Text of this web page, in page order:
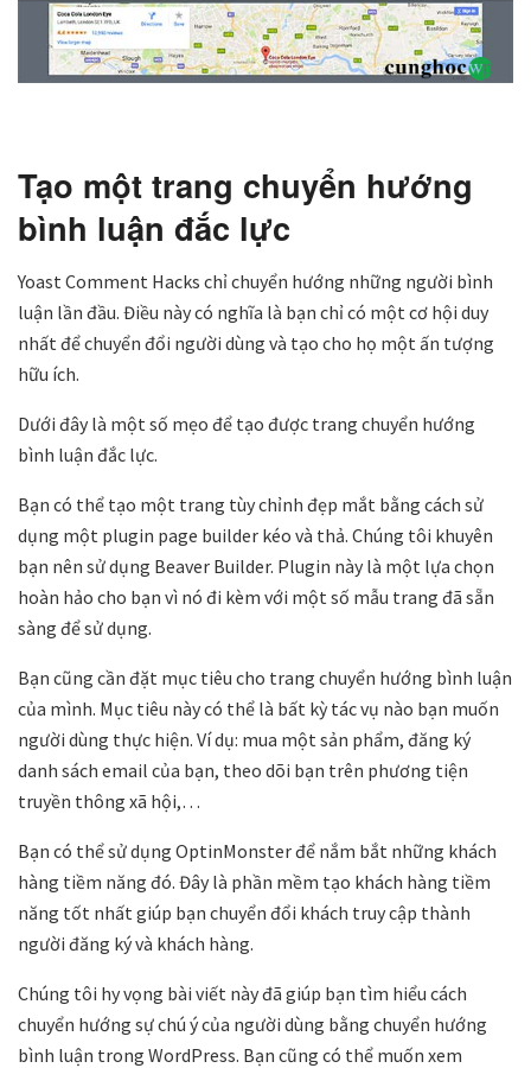
Tạo một trang chuyển hướng
bình luận đắc lực
Yoast Comment Hacks chỉ chuyển hướng những người bình
luận lần đầu. Điều này có nghĩa là bạn chỉ có một cơ hội duy
nhất để chuyển đổi người dùng và tạo cho họ một ấn tượng
hữu ích.
Dưới đây là một số mẹo để tạo được trang chuyển hướng
bình luận đắc lực.
Bạn có thể tạo một trang tùy chỉnh đẹp mắt bằng cách sử
dụng một plugin page builder kéo và thả. Chúng tôi khuyên
bạn nên sử dụng Beaver Builder. Plugin này là một lựa chọn
hoàn hảo cho bạn vì nó đi kèm với một số mẫu trang đã sẵn
sàng để sử dụng.
Bạn cũng cần đặt mục tiêu cho trang chuyển hướng bình luận
của mình. Mục tiêu này có thể là bất kỳ tác vụ nào bạn muốn
người dùng thực hiện. Ví dụ: mua một sản phẩm, đăng ký
danh sách email của bạn, theo dõi bạn trên phương tiện
truyền thông xã hội,…
Bạn có thể sử dụng OptinMonster để nắm bắt những khách
hàng tiềm năng đó. Đây là phần mềm tạo khách hàng tiềm
năng tốt nhất giúp bạn chuyển đổi khách truy cập thành
người đăng ký và khách hàng.
Chúng tôi hy vọng bài viết này đã giúp bạn tìm hiểu cách
chuyển hướng sự chú ý của người dùng bằng chuyển hướng
bình luận trong WordPress. Bạn cũng có thể muốn xem